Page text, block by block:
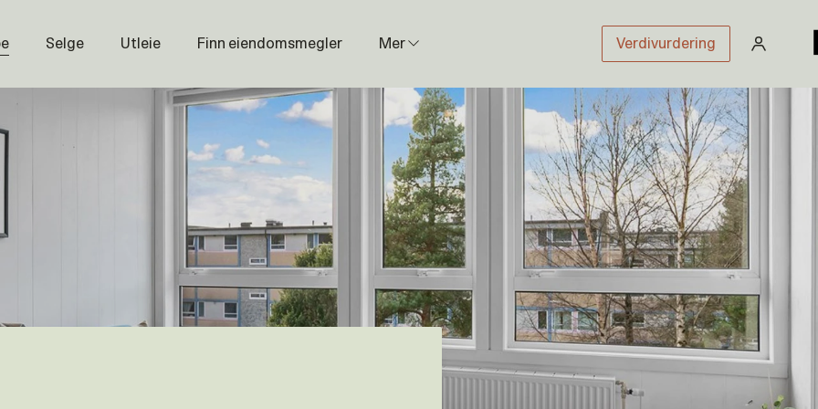
Selge Utleie Finn eiendomsmegler Mer
Prisstatistikk
Næring
Nybygg
Magasin
Om oss
Åpenhetsloven
Prisliste
Karriere
Verdivurdering